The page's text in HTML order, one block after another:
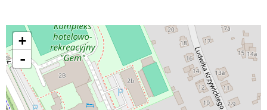
+
-